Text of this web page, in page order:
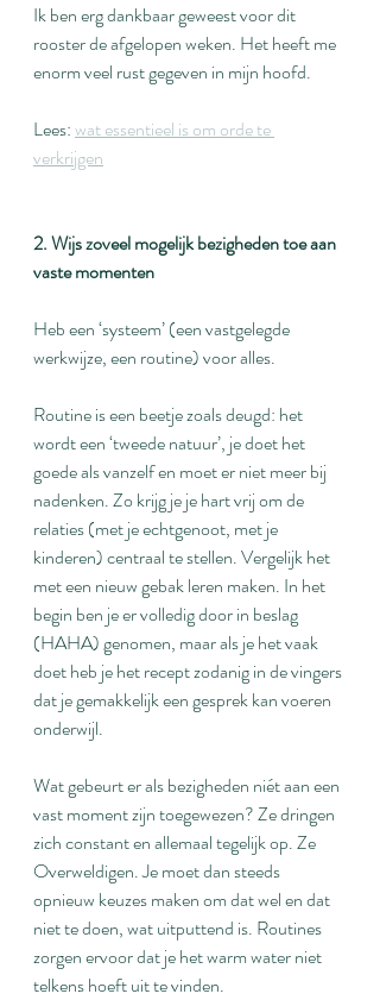
Ik ben erg dankbaar geweest voor dit
rooster de afgelopen weken. Het heeft me
enorm veel rust gegeven in mijn hoofd.
Lees: wat essentieel is om orde te
verkrijgen
2. Wijs zoveel mogelijk bezigheden toe aan
vaste momenten
Heb een ‘systeem’ (een vastgelegde
werkwijze, een routine) voor alles.
Routine is een beetje zoals deugd: het
wordt een ‘tweede natuur’, je doet het
goede als vanzelf en moet er niet meer bij
nadenken. Zo krijg je je hart vrij om de
relaties (met je echtgenoot, met je
kinderen) centraal te stellen. Vergelijk het
met een nieuw gebak leren maken. In het
begin ben je er volledig door in beslag
(HAHA) genomen, maar als je het vaak
doet heb je het recept zodanig in de vingers
dat je gemakkelijk een gesprek kan voeren
onderwijl.
Wat gebeurt er als bezigheden niét aan een
vast moment zijn toegewezen? Ze dringen
zich constant en allemaal tegelijk op. Ze
Overweldigen. Je moet dan steeds
opnieuw keuzes maken om dat wel en dat
niet te doen, wat uitputtend is. Routines
zorgen ervoor dat je het warm water niet
telkens hoeft uit te vinden.